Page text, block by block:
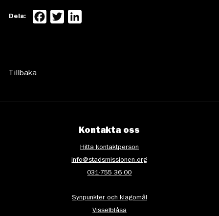
Dela: Facebook
Twitter
Tillbaka
Kontakta oss
Hitta kontaktperson
info@stadsmissionen.org
031-755 36 00
Synpunkter och klagomål
Visselblåsa